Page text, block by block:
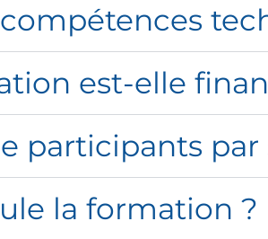
est-elle
participants par
la formation ?